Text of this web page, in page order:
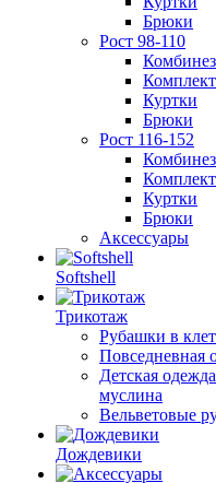
Брюки
Рост 98-110
Куртки
Брюки
Рост 116-152
Куртки
Брюки
Аксессуары
Softshell
Трикотаж
Рубашки в
Повседневная
Детская
муслина
Вельветовые
Дождевики